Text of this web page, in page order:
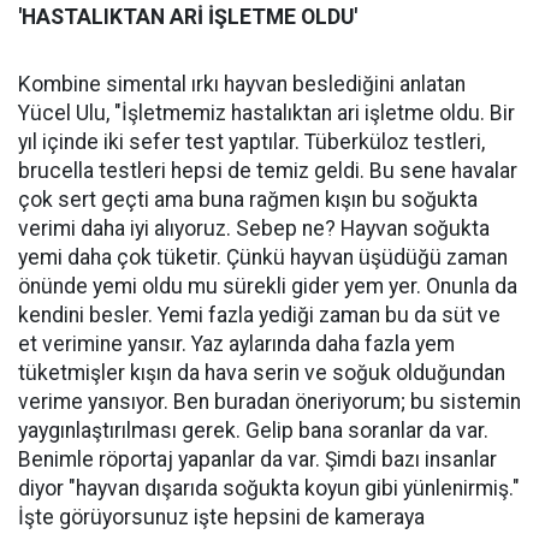
'HASTALIKTAN ARİ İŞLETME OLDU'
Kombine simental ırkı hayvan beslediğini anlatan
Yücel Ulu, "İşletmemiz hastalıktan ari işletme oldu. Bir
yıl içinde iki sefer test yaptılar. Tüberküloz testleri,
brucella testleri hepsi de temiz geldi. Bu sene havalar
çok sert geçti ama buna rağmen kışın bu soğukta
verimi daha iyi alıyoruz. Sebep ne? Hayvan soğukta
yemi daha çok tüketir. Çünkü hayvan üşüdüğü zaman
önünde yemi oldu mu sürekli gider yem yer. Onunla da
kendini besler. Yemi fazla yediği zaman bu da süt ve
et verimine yansır. Yaz aylarında daha fazla yem
tüketmişler kışın da hava serin ve soğuk olduğundan
verime yansıyor. Ben buradan öneriyorum; bu sistemin
yaygınlaştırılması gerek. Gelip bana soranlar da var.
Benimle röportaj yapanlar da var. Şimdi bazı insanlar
diyor "hayvan dışarıda soğukta koyun gibi yünlenirmiş."
İşte görüyorsunuz işte hepsini de kameraya